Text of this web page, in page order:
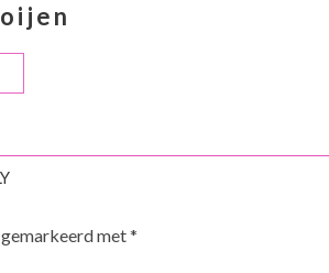
met*